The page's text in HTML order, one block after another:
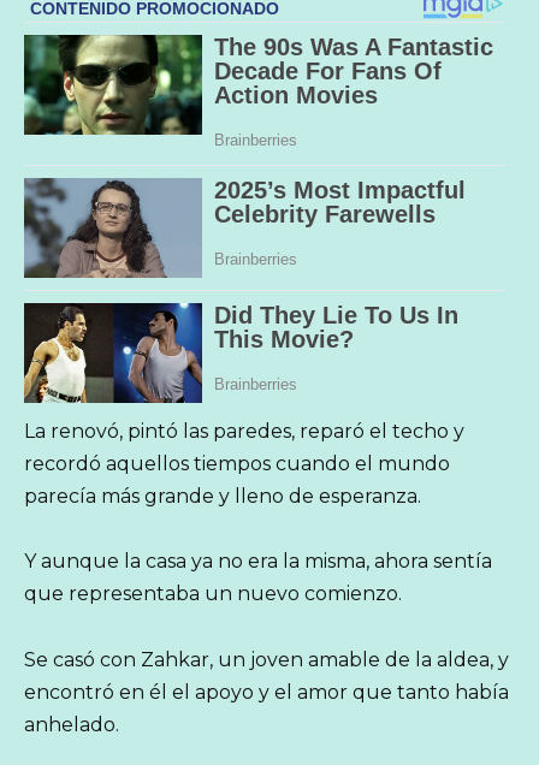
La renovó, pintó las paredes, reparó el techo y
recordó aquellos tiempos cuando el mundo
parecía más grande y lleno de esperanza.
Y aunque la casa ya no era la misma, ahora sentía
que representaba un nuevo comienzo.
Se casó con Zahkar, un joven amable de la aldea, y
encontró en él el apoyo y el amor que tanto había
anhelado.